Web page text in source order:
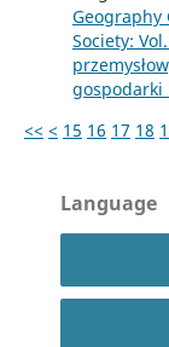
Geography
Society:
gospodarki
<< < 15 16 17 18
Language